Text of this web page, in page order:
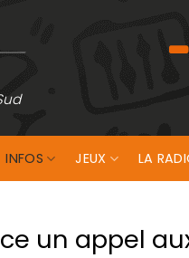
INFOS JEUX LA
un appel